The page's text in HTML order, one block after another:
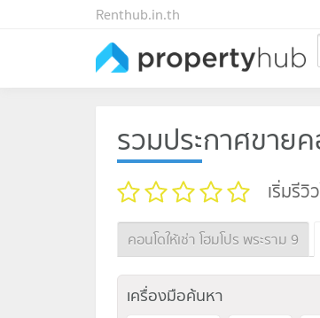
Renthub.in.th
รวมประกาศขายค
เริ่มรีวิ
คอนโดให้เช่า โฮมโปร พระราม 9
เครื่องมือค้นหา